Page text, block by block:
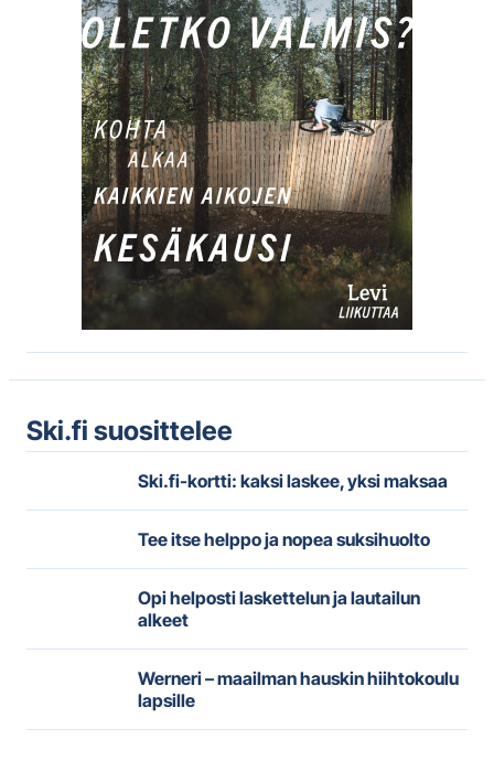
Ski.fi suosittelee
Ski.fi-kortti: kaksi laskee, yksi maksaa
Tee itse helppo ja nopea suksihuolto
Opi helposti laskettelun ja lautailun
alkeet
Werneri – maailman hauskin hiihtokoulu
lapsille